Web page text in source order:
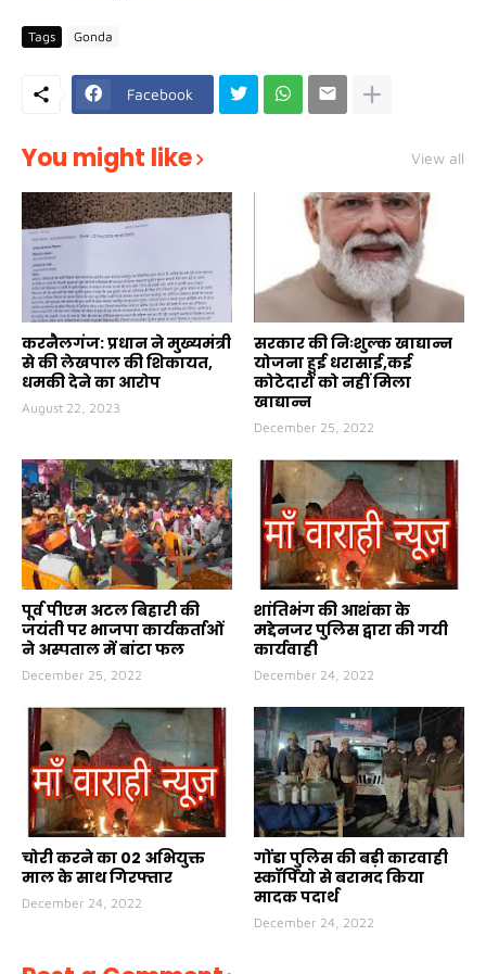
Tags Gonda
Facebook
You might like View all
करनैलगंज: प्रधान ने मुख्यमंत्री
से की लेखपाल की शिकायत,
धमकी देने का आरोप
August 22, 2023
सरकार की निःशुल्क खाद्यान्न
योजना हुई धरासाई,कई
कोटेदारों को नहीं मिला
खाद्यान्न
December 25, 2022
पूर्व पीएम अटल बिहारी की
जयंती पर भाजपा कार्यकर्ताओं
ने अस्पताल में बांटा फल
December 25, 2022
शांतिभंग की आशंका के
मद्देनजर पुलिस द्वारा की गयी
कार्यवाही
December 24, 2022
चोरी करने का 02 अभियुक्त
माल के साथ गिरफ्तार
December 24, 2022
गोंडा पुलिस की बड़ी कारवाही
स्कॉर्पियो से बरामद किया
मादक पदार्थ
December 24, 2022